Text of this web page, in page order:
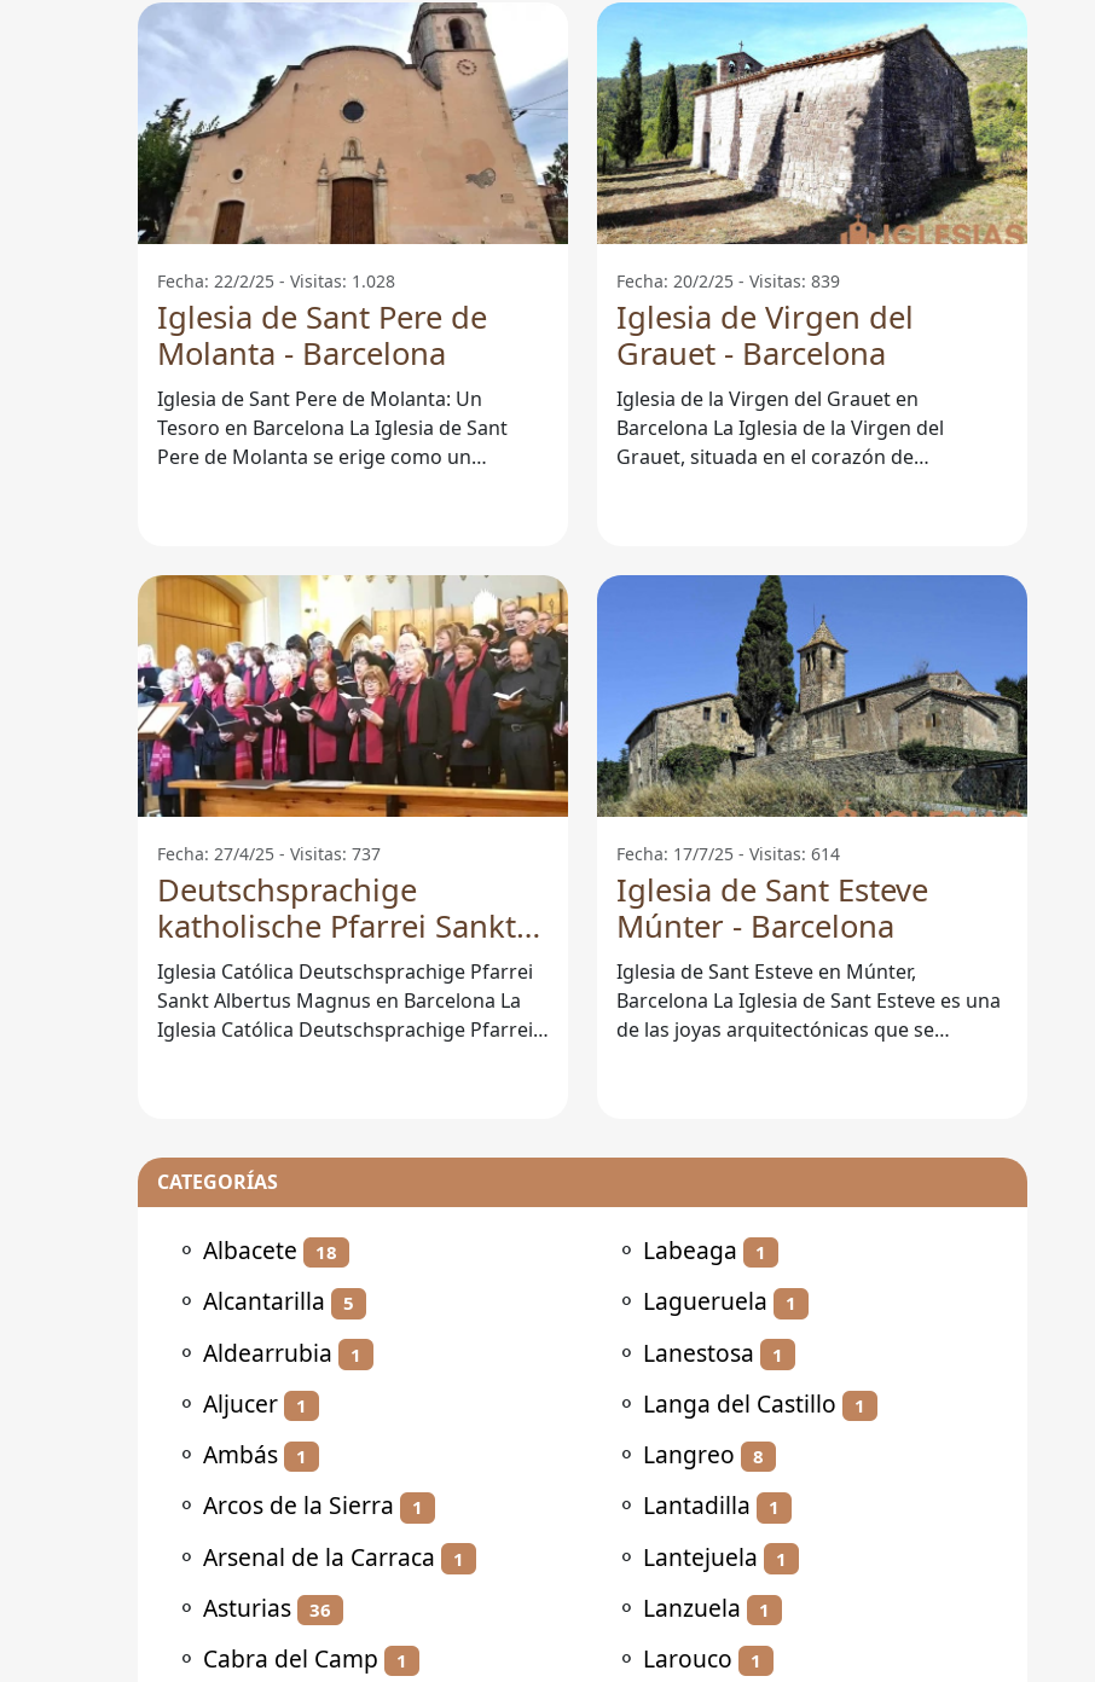
Fecha: 22/2/25 - Visitas: 1.028
Iglesia de Sant Pere de
Molanta - Barcelona
Iglesia de Sant Pere de Molanta: Un
Tesoro en Barcelona La Iglesia de Sant
Pere de Molanta se erige como un
Fecha: 20/2/25 - Visitas: 839
Iglesia de Virgen del
Grauet - Barcelona
Iglesia de la Virgen del Grauet en
Barcelona La Iglesia de la Virgen del
Grauet, situada en el corazón de
Fecha: 27/4/25 - Visitas: 737
Deutschsprachige
katholische Pfarrei Sankt
Albertus Magnus -
Barcelona
Iglesia Católica Deutschsprachige Pfarrei
Sankt Albertus Magnus en Barcelona La
Iglesia Católica Deutschsprachige Pfarrei
Fecha: 17/7/25 - Visitas: 614
Iglesia de Sant Esteve
Múnter - Barcelona
Iglesia de Sant Esteve en Múnter,
Barcelona La Iglesia de Sant Esteve es una
de las joyas arquitectónicas que se
CATEGORÍAS
⚬ Albacete 18
⚬ Alcantarilla 5
⚬ Aldearrubia 1
⚬ Aljucer 1
⚬ Ambás 1
⚬ Arcos de la Sierra 1
⚬ Arsenal de la Carraca 1
⚬ Asturias 36
⚬ Cabra del Camp 1
⚬ Labeaga 1
⚬ Lagueruela 1
⚬ Lanestosa 1
⚬ Langa del Castillo 1
⚬ Langreo 8
⚬ Lantadilla 1
⚬ Lantejuela 1
⚬ Lanzuela 1
⚬ Larouco 1